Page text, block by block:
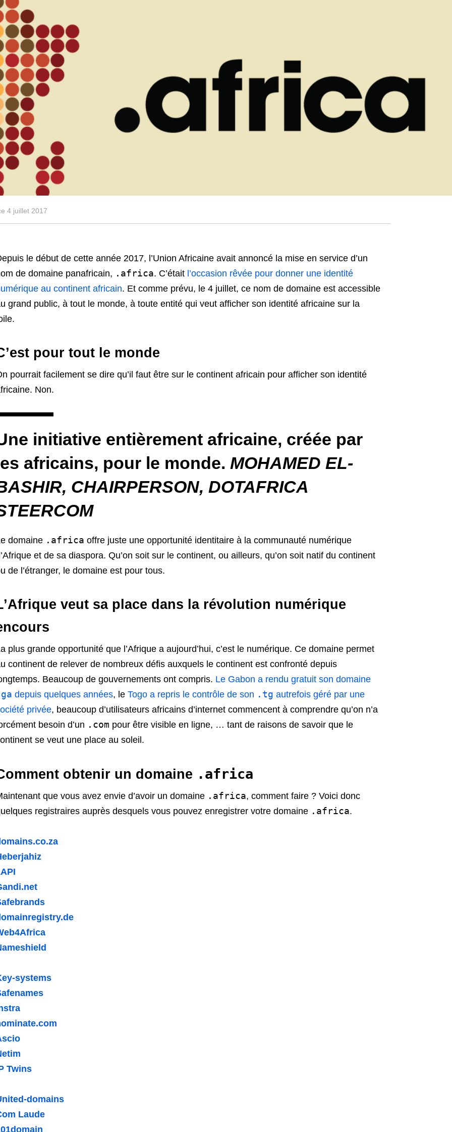
4 juillet 2017
le début de cette année 2017, l’Union Africaine avait annoncé la mise en service d’un
de domaine panafricain, .africa. C’était l’occasion rêvée pour donner une identité
au continent africain. Et comme prévu, le 4 juillet, ce nom de domaine est accessible
grand public, à tout le monde, à toute entité qui veut afficher son identité africaine sur la
pour tout le monde
pourrait facilement se dire qu’il faut être sur le continent africain pour afficher son identité
Non.
initiative entièrement africaine, créée par
africains, pour le monde. MOHAMED EL-
CHAIRPERSON, DOTAFRICA
domaine .africa offre juste une opportunité identitaire à la communauté numérique
et de sa diaspora. Qu’on soit sur le continent, ou ailleurs, qu’on soit natif du continent
de l’étranger, le domaine est pour tous.
veut sa place dans la révolution numérique
plus grande opportunité que l’Afrique a aujourd’hui, c’est le numérique. Ce domaine permet
continent de relever de nombreux défis auxquels le continent est confronté depuis
Beaucoup de gouvernements ont compris. Le Gabon a rendu gratuit son domaine
depuis quelques années, le Togo a repris le contrôle de son .tg autrefois géré par une
privée, beaucoup d’utilisateurs africains d’internet commencent à comprendre qu’on n’a
besoin d’un .com pour être visible en ligne, … tant de raisons de savoir que le
se veut une place au soleil.
obtenir un domaine .africa
que vous avez envie d’avoir un domaine .africa, comment faire ? Voici donc
registraires auprès desquels vous pouvez enregistrer votre domaine .africa.
systems
Twins
domains
Laude